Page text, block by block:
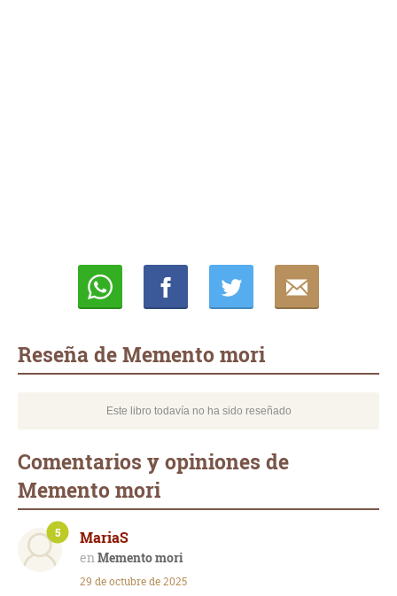
Reseña de Memento mori
Este libro todavía no ha sido reseñado
Comentarios y opiniones de
Memento mori
MariaS
Memento mori
5
29 de octubre de 2025